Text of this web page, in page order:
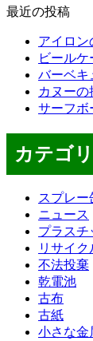
ゴ
最近の投稿
アイロン
ビール
バーベキ
カヌーの
サーフボ
カテゴ
スプレー
ニュース
プラスチ
リサイク
不法投棄
乾電池
古布
古紙
小さな金